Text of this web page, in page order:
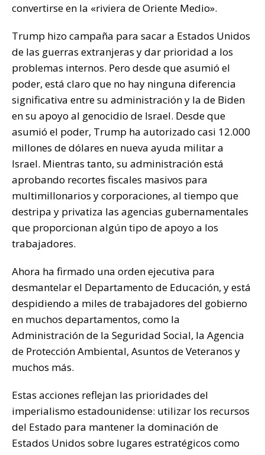
convertirse en la «riviera de Oriente Medio».
Trump hizo campaña para sacar a Estados Unidos
de las guerras extranjeras y dar prioridad a los
problemas internos. Pero desde que asumió el
poder, está claro que no hay ninguna diferencia
significativa entre su administración y la de Biden
en su apoyo al genocidio de Israel. Desde que
asumió el poder, Trump ha autorizado casi 12.000
millones de dólares en nueva ayuda militar a
Israel. Mientras tanto, su administración está
aprobando recortes fiscales masivos para
multimillonarios y corporaciones, al tiempo que
destripa y privatiza las agencias gubernamentales
que proporcionan algún tipo de apoyo a los
trabajadores.
Ahora ha firmado una orden ejecutiva para
desmantelar el Departamento de Educación, y está
despidiendo a miles de trabajadores del gobierno
en muchos departamentos, como la
Administración de la Seguridad Social, la Agencia
de Protección Ambiental, Asuntos de Veteranos y
muchos más.
Estas acciones reflejan las prioridades del
imperialismo estadounidense: utilizar los recursos
del Estado para mantener la dominación de
Estados Unidos sobre lugares estratégicos como